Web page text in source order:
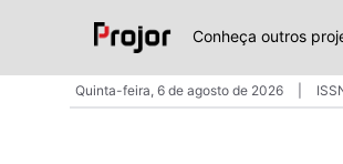
Conheça outros
Quinta-feira, 6 de agosto de 2026